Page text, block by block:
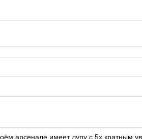
арсенале имеет лупу с 5х кратным